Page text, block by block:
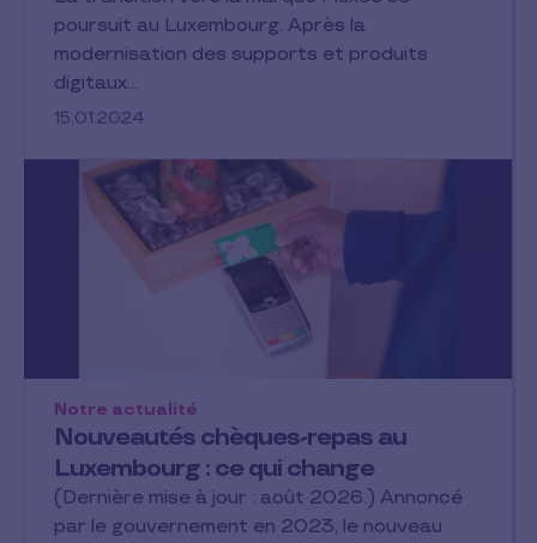
poursuit au Luxembourg. Après la
modernisation des supports et produits
digitaux…
15.01.2024
Nouveautés chèques-repas au
Luxembourg : ce qui change
Notre actualité
(Dernière mise à jour : août 2026.) Annoncé
par le gouvernement en 2023, le nouveau